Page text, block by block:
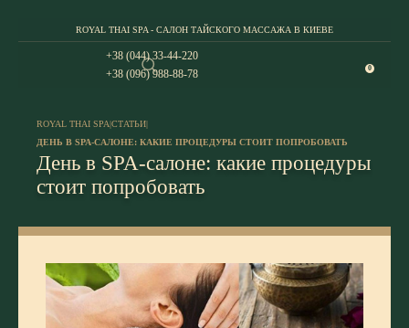
ROYAL THAI SPA - САЛОН ТАЙСКОГО МАССАЖА В КИЕВЕ
+38 (044) 33-44-220
+38 (096) 988-88-78
0
ROYAL THAI SPA|СТАТЬИ|
ДЕНЬ В SPA-САЛОНЕ: КАКИЕ ПРОЦЕДУРЫ СТОИТ ПОПРОБОВАТЬ
День в SPA-салоне: какие процедуры
стоит попробовать